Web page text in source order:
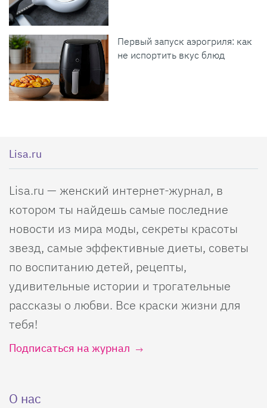
Первый запуск аэрогриля: как
не испортить вкус блюд
Lisa.ru
Lisa.ru — женский интернет-журнал, в
котором ты найдешь самые последние
новости из мира моды, секреты красоты
звезд, самые эффективные диеты, советы
по воспитанию детей, рецепты,
удивительные истории и трогательные
рассказы о любви. Все краски жизни для
тебя!
Подписаться на журнал
О нас